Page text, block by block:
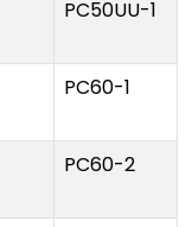
PC50UU-1
PC60-1
PC60-2